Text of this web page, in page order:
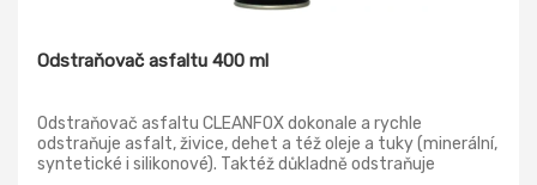
Odstraňovač asfaltu 400 ml
Odstraňovač asfaltu CLEANFOX dokonale a rychle
odstraňuje asfalt, živice, dehet a též oleje a tuky (minerální,
syntetické i silikonové). Taktéž důkladně odstraňuje